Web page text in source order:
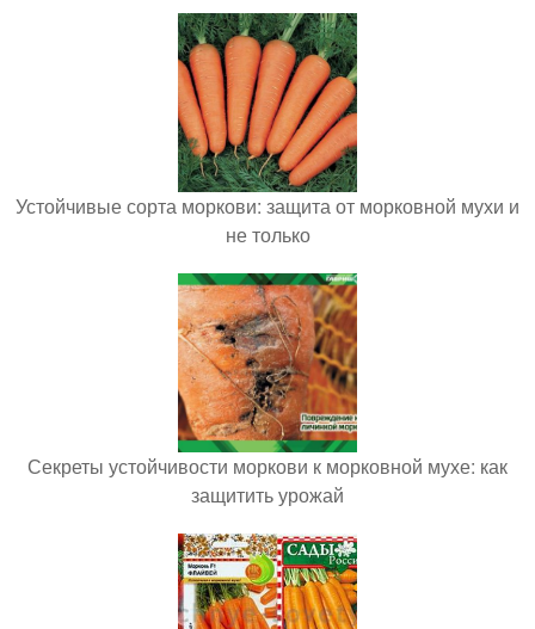
Устойчивые сорта моркови: защита от морковной мухи и
не только
Секреты устойчивости моркови к морковной мухе: как
защитить урожай